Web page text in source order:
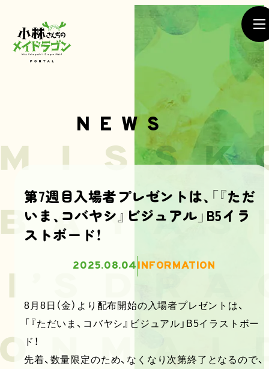
SEASON1
SEASON2
NEWS
第7週目入場者プレゼントは、「『ただ
いま、コバヤシ』ビジュアル」B5イラ
ストボード！
2025.08.04INFORMATION
8月8日（金）より配布開始の入場者プレゼントは、
「『ただいま、コバヤシ』ビジュアル」B5イラストボー
ド！
先着、数量限定のため、なくなり次第終了となるので、